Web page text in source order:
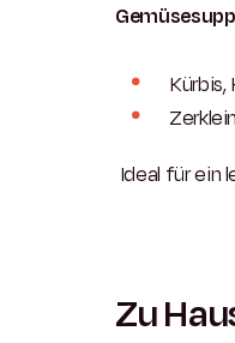
Ideal für ein
Zu